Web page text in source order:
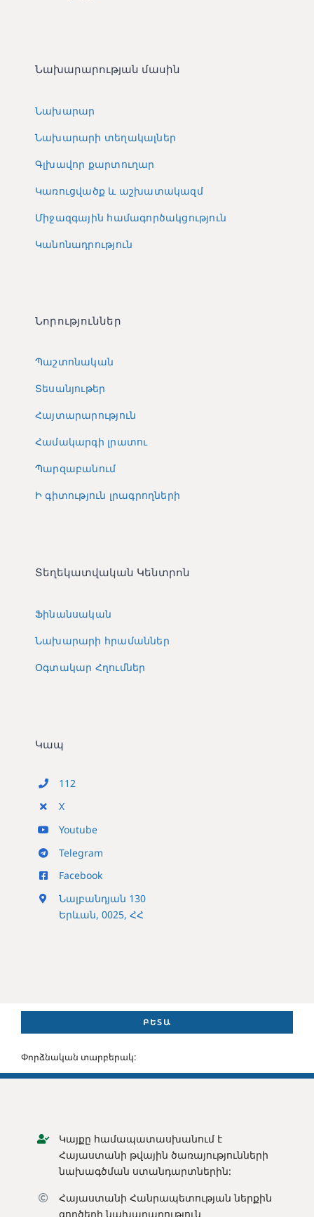
Նախարարության մասին
Նախարար
Նախարարի տեղակալներ
Գլխավոր քարտուղար
Կառուցվածք և աշխատակազմ
Միջազգային համագործակցություն
Կանոնադրություն
Նորություններ
Պաշտոնական
Տեսանյութեր
Հայտարարություն
Համակարգի լրատու
Պարզաբանում
Ի գիտություն լրագրողների
Տեղեկատվական Կենտրոն
Ֆինանսական
Նախարարի հրամաններ
Օգտակար Հղումներ
Կապ
112
X
Youtube
Telegram
Facebook
Նալբանդյան 130
Երևան, 0025, ՀՀ
ԲԵՏԱ
Փորձնական տարբերակ:
Կայքը համապատասխանում է
Հայաստանի թվային ծառայությունների
նախագծման ստանդարտներին:
Հայաստանի Հանրապետության ներքին
գործերի նախարարություն